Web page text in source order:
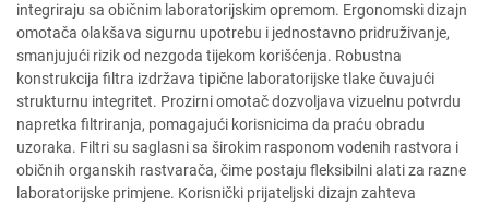
integriraju sa običnim laboratorijskim opremom. Ergonomski dizajn
omotača olakšava sigurnu upotrebu i jednostavno pridruživanje,
smanjujući rizik od nezgoda tijekom korišćenja. Robustna
konstrukcija filtra izdržava tipične laboratorijske tlake čuvajući
strukturnu integritet. Prozirni omotač dozvoljava vizuelnu potvrdu
napretka filtriranja, pomagajući korisnicima da praću obradu
uzoraka. Filtri su saglasni sa širokim rasponom vodenih rastvora i
običnih organskih rastvarača, čime postaju fleksibilni alati za razne
laboratorijske primjene. Korisnički prijateljski dizajn zahteva